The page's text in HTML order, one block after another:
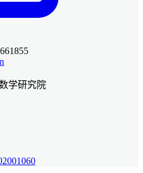
学研究院